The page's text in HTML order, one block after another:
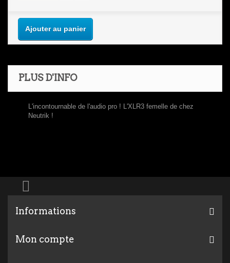
Ajouter au panier
PLUS D'INFO
L'incontournable de l'audio pro ! L'XLR3 femelle de chez
Neutrik !
Informations
Mon compte